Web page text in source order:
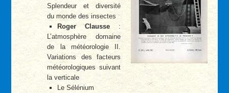
Splendeur et diversité
du monde des insectes
Roger Clausse :
L’atmosphère domaine
de la météorologie II.
Variations des facteurs
météorologiques suivant
la verticale
Le Sélénium